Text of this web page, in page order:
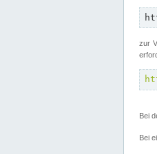
zur
Bei
Bei